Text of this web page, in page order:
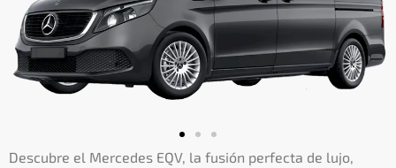
Descubre el Mercedes EQV, la fusión perfecta de lujo,